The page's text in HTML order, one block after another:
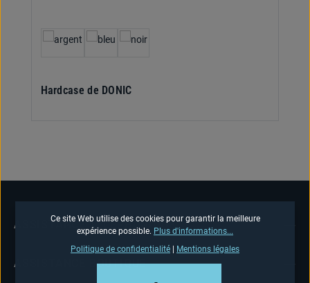
Hardcase de DONIC
ASSISTANCE TÉLÉPHONIQUE
ASSISTANCE BOUTIQUE
Ce site Web utilise des cookies pour garantir la meilleure
expérience possible. Plus d'informations...
Politique de confidentialité
Mentions légales